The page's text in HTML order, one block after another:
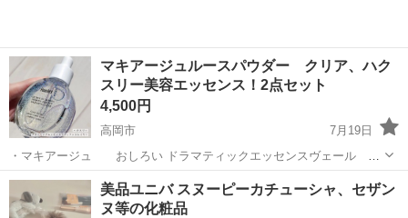
マキアージュルースパウダー クリア、ハク
スリー美容エッセンス！2点セット
4,500円
高岡市
7月19日
・マキアージュ おしろい ドラマティックエッセンスヴェール ル
ースパウダー クリア 少量使用しました。ほとんど残ってます 定価
3850円、レフィル定価3080円 飛散防止の為洗浄済みのパフをお付けし
ます ・Huxley...
富山 高岡市 メイクアップ 日焼け止め
美品ユニバ スヌーピーカチューシャ、セザン
ヌ等の化粧品